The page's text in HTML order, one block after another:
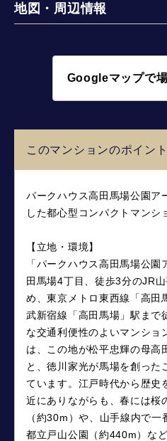
地図・周辺情報
Googleマップで
このマンションのポイント
パークハウス高田馬場公園ア
した都心型コンパクトマンシ
【立地・環境】
「パークハウス高田馬場公
田馬場4丁目、徒歩3分のJR
め、東京メトロ東西線「高田
武新宿線「高田馬場」駅まで
な交通利便性のよいマンショ
は、この地が松平忠輝の母高
と、徳川家光が馬場を創った
ています。江戸時代から歴史
近にありながらも、春には桜
（約30m）や、山手線内で
都立戸山公園（約440m）な